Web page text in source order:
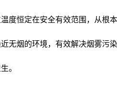
度恒定在安全有效范围，从根本
无烟的环境，有效解决烟雾污染
。